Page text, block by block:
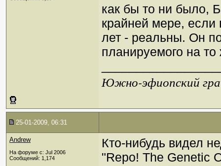
как бы то ни было,
крайней мере,
лет - реальны. Он
планируемого на
Южно-эфиопский
25-01-2009, 06:31
Andrew
На форуме с: Jul 2006
Сообщений: 1,174
Кто-нибудь видел
"Repo! The Genetic